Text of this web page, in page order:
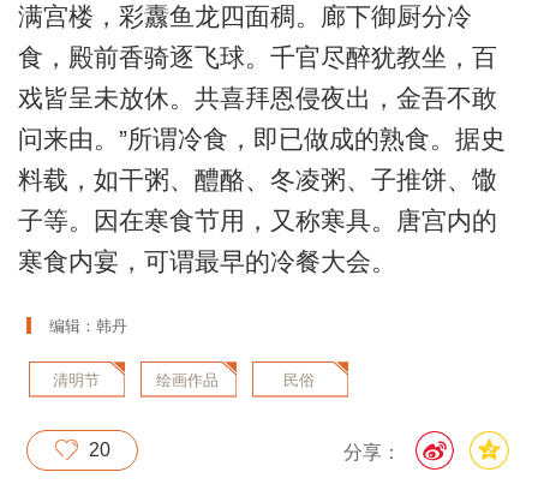
满宫楼，彩纛鱼龙四面稠。廊下御厨分冷
食，殿前香骑逐飞球。千官尽醉犹教坐，百
戏皆呈未放休。共喜拜恩侵夜出，金吾不敢
问来由。”所谓冷食，即已做成的熟食。据史
料载，如干粥、醴酪、冬凌粥、子推饼、馓
子等。因在寒食节用，又称寒具。唐宫内的
寒食内宴，可谓最早的冷餐大会。
编辑：韩丹
清明节 绘画作品 民俗
分享：
20